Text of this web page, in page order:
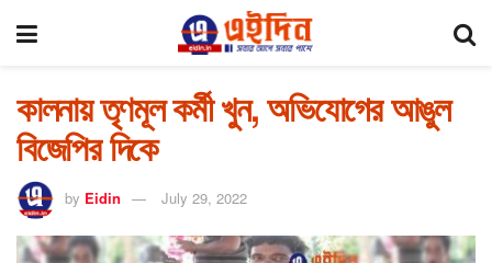
কালনায় তৃণমূল কর্মী খুন, অভিযোগের আঙুল
বিজেপির দিকে
by Eidin July 29, 2022